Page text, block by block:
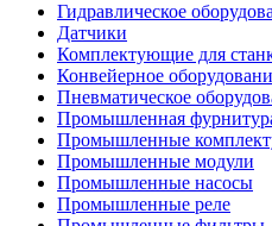
Гидравлическое
Датчики
Комплектующие для
Конвейерное
Пневматическое
Промышленная
Промышленные
Промышленные модули
Промышленные насосы
Промышленные реле